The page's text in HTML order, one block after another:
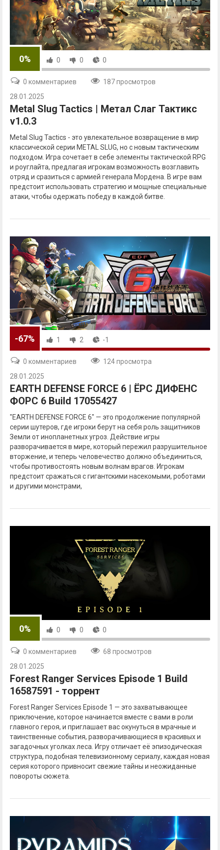
0% 0 0 0
0 комментариев
187 просмотров
28.01.2025
Metal Slug Tactics | Метал Слаг Тактикс
v1.0.3
Metal Slug Tactics - это увлекательное возвращение в мир
классической серии METAL SLUG, но с новым тактическим
подходом. Игра сочетает в себе элементы тактической RPG
и роуглайта, предлагая игрокам возможность возглавить
отряд и сразиться с армией генерала Мордена. В игре вам
предстоит использовать стратегию и мощные специальные
атаки, чтобы одержать победу в каждой битве.
-67% 1 2 -1
0 комментариев
124 просмотра
28.01.2025
EARTH DEFENSE FORCE 6 | ЁРС ДИФЕНС
ФОРС 6 Build 17055427
"EARTH DEFENSE FORCE 6" — это продолжение популярной
серии шутеров, где игроки берут на себя роль защитников
Земли от инопланетных угроз. Действие игры
разворачивается в мире, который пережил разрушительное
вторжение, и теперь человечество должно объединиться,
чтобы противостоять новым волнам врагов. Игрокам
предстоит сражаться с гигантскими насекомыми, роботами
и другими монстрами,
0% 0 0 0
0 комментариев
68 просмотров
28.01.2025
Forest Ranger Services Episode 1 Build
16587591 - торрент
Forest Ranger Services Episode 1 — это захватывающее
приключение, которое начинается вместе с вами в роли
главного героя, и приглашает вас окунуться в мрачные и
таинственные события, разворачивающиеся в красивых и
загадочных уголках леса. Игру отличает её эпизодическая
структура, подобная телевизионному сериалу, каждая новая
серия которого привносит свежие тайны и неожиданные
повороты сюжета.